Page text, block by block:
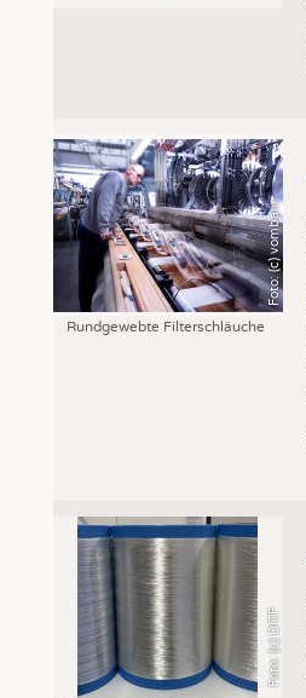
Foto: (c) vombaur
Rundgewebte Filterschläuche
Foto: (c) DITF